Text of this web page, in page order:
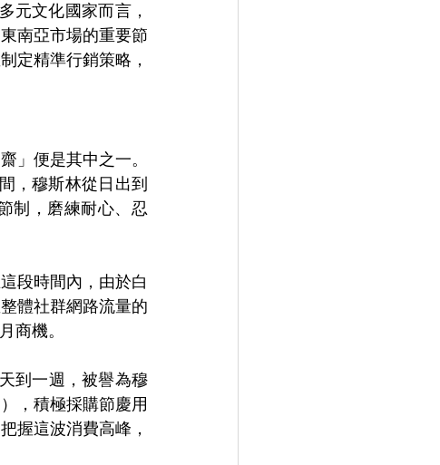
元文化國家而言，
南亞市場的重要節
定精準行銷策略，
」便是其中之一。
，穆斯林從日出到
制，磨練耐心、忍
段時間內，由於白
體社群網路流量的
商機。
到一週，被譽為穆
，積極採購節慶用
握這波消費高峰，